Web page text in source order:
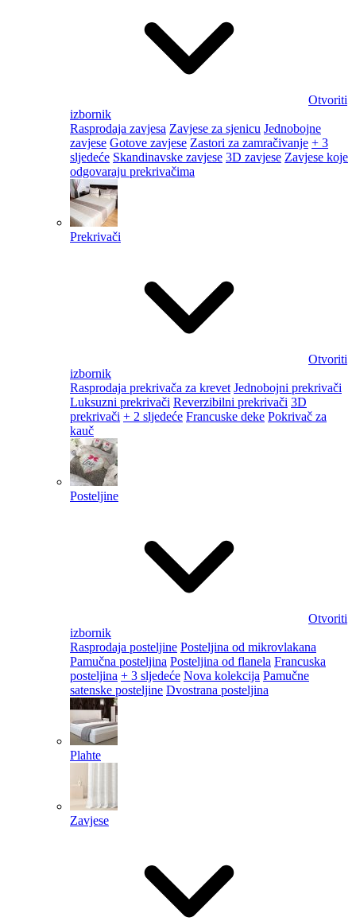
Otvoriti
izbornik
Rasprodaja zavjesa Zavjese za sjenicu Jednobojne
zavjese Gotove zavjese Zastori za zamračivanje + 3
sljedeće Skandinavske zavjese 3D zavjese Zavjese koje
odgovaraju prekrivačima
Prekrivači
Otvoriti
izbornik
Rasprodaja prekrivača za krevet Jednobojni prekrivači
Luksuzni prekrivači Reverzibilni prekrivači 3D
prekrivači + 2 sljedeće Francuske deke Pokrivač za
kauč
Posteljine
Otvoriti
izbornik
Rasprodaja posteljine Posteljina od mikrovlakana
Pamučna posteljina Posteljina od flanela Francuska
posteljina + 3 sljedeće Nova kolekcija Pamučne
satenske posteljine Dvostrana posteljina
Plahte
Zavjese